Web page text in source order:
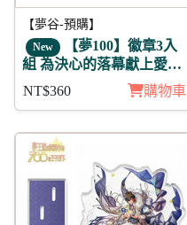
【夢谷-預購】
New 【夢100】徽章3入
組 為決心的落幕獻上愛之
歌 阿波羅
NT$360 購物車